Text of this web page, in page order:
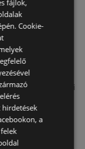
akciós újságjai
fájlok,
Cookie-
hirdetések
a